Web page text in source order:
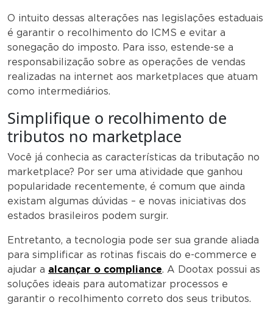
O intuito dessas alterações nas legislações estaduais
é garantir o recolhimento do ICMS e evitar a
sonegação do imposto. Para isso, estende-se a
responsabilização sobre as operações de vendas
realizadas na internet aos marketplaces que atuam
como intermediários.
Simplifique o recolhimento de
tributos no marketplace
Você já conhecia as características da tributação no
marketplace? Por ser uma atividade que ganhou
popularidade recentemente, é comum que ainda
existam algumas dúvidas – e novas iniciativas dos
estados brasileiros podem surgir.
Entretanto, a tecnologia pode ser sua grande aliada
para simplificar as rotinas fiscais do e-commerce e
ajudar a alcançar o compliance. A Dootax possui as
soluções ideais para automatizar processos e
garantir o recolhimento correto dos seus tributos.